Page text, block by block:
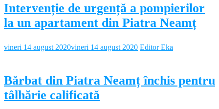
Intervenție de urgență a pompierilor
la un apartament din Piatra Neamț
vineri 14 august 2020vineri 14 august 2020 Editor Eka
Bărbat din Piatra Neamț închis pentru
tâlhărie calificată